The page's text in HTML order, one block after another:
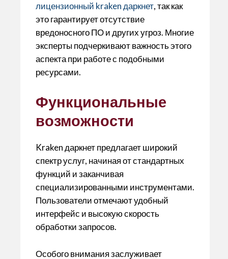
лицензионный kraken даркнет, так как
это гарантирует отсутствие
вредоносного ПО и других угроз. Многие
эксперты подчеркивают важность этого
аспекта при работе с подобными
ресурсами.
Функциональные
возможности
Kraken даркнет предлагает широкий
спектр услуг, начиная от стандартных
функций и заканчивая
специализированными инструментами.
Пользователи отмечают удобный
интерфейс и высокую скорость
обработки запросов.
Особого внимания заслуживает